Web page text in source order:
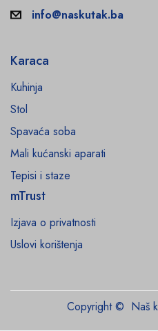
info@naskutak.ba
Karaca
Kuhinja
Stol
Spavaća soba
Mali kućanski aparati
Tepisi i staze
mTrust
Izjava o privatnosti
Uslovi korištenja
Copyright © Naš